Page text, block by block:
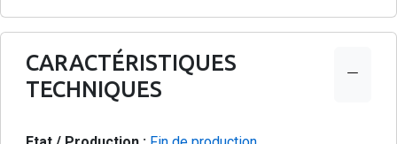
CARACTÉRISTIQUES
TECHNIQUES